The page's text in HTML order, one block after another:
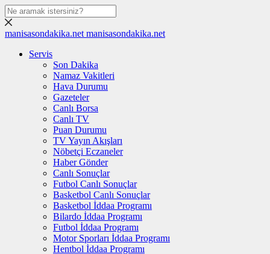
manisasondakika.net manisasondakika.net
Servis
Son Dakika
Namaz Vakitleri
Hava Durumu
Gazeteler
Canlı Borsa
Canlı TV
Puan Durumu
TV Yayın Akışları
Nöbetçi Eczaneler
Haber Gönder
Canlı Sonuçlar
Futbol Canlı Sonuçlar
Basketbol Canlı Sonuçlar
Basketbol İddaa Programı
Bilardo İddaa Programı
Futbol İddaa Programı
Motor Sporları İddaa Programı
Hentbol İddaa Programı